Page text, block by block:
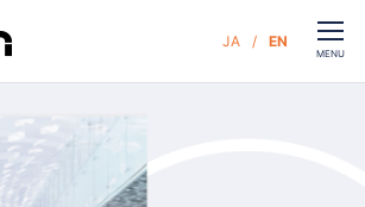
CLOSE
MENU
JA EN